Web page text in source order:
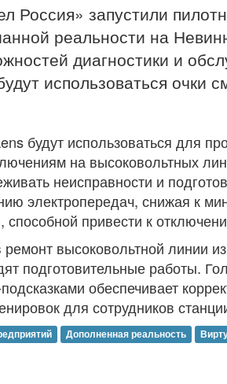
Россия» запустили
реальности на
диагностики и
использоваться
будут использоваться для
на высоковольтных
неисправности и
электропередач, снижая к
способной привести к
высоковольтной линии
подготовительные работы.
обеспечивает
для сотрудников
Дополненная реальность